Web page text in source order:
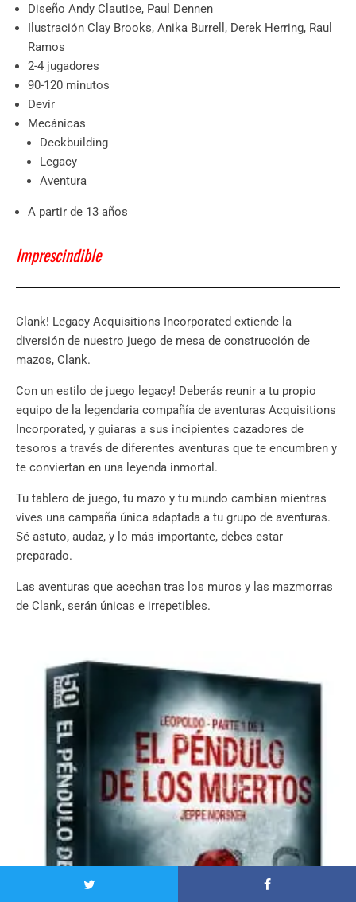
Diseño Andy Clautice, Paul Dennen
Ilustración Clay Brooks, Anika Burrell, Derek Herring, Raul
Ramos
2-4 jugadores
90-120 minutos
Devir
Mecánicas
Deckbuilding
Legacy
Aventura
A partir de 13 años
Imprescindible
Clank! Legacy Acquisitions Incorporated extiende la
diversión de nuestro juego de mesa de construcción de
mazos, Clank.
Con un estilo de juego legacy! Deberás reunir a tu propio
equipo de la legendaria compañía de aventuras Acquisitions
Incorporated, y guiaras a sus incipientes cazadores de
tesoros a través de diferentes aventuras que te encumbren y
te conviertan en una leyenda inmortal.
Tu tablero de juego, tu mazo y tu mundo cambian mientras
vives una campaña única adaptada a tu grupo de aventuras.
Sé astuto, audaz, y lo más importante, debes estar
preparado.
Las aventuras que acechan tras los muros y las mazmorras
de Clank, serán únicas e irrepetibles.